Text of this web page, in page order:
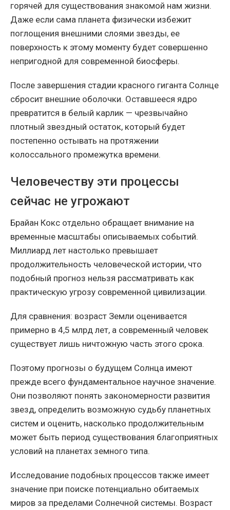
горячей для существования знакомой нам жизни.
Даже если сама планета физически избежит
поглощения внешними слоями звезды, ее
поверхность к этому моменту будет совершенно
непригодной для современной биосферы.
После завершения стадии красного гиганта Солнце
сбросит внешние оболочки. Оставшееся ядро
превратится в белый карлик — чрезвычайно
плотный звездный остаток, который будет
постепенно остывать на протяжении
колоссального промежутка времени.
Человечеству эти процессы
сейчас не угрожают
Брайан Кокс отдельно обращает внимание на
временные масштабы описываемых событий.
Миллиард лет настолько превышает
продолжительность человеческой истории, что
подобный прогноз нельзя рассматривать как
практическую угрозу современной цивилизации.
Для сравнения: возраст Земли оценивается
примерно в 4,5 млрд лет, а современный человек
существует лишь ничтожную часть этого срока.
Поэтому прогнозы о будущем Солнца имеют
прежде всего фундаментальное научное значение.
Они позволяют понять закономерности развития
звезд, определить возможную судьбу планетных
систем и оценить, насколько продолжительным
может быть период существования благоприятных
условий на планетах земного типа.
Исследование подобных процессов также имеет
значение при поиске потенциально обитаемых
миров за пределами Солнечной системы. Возраст